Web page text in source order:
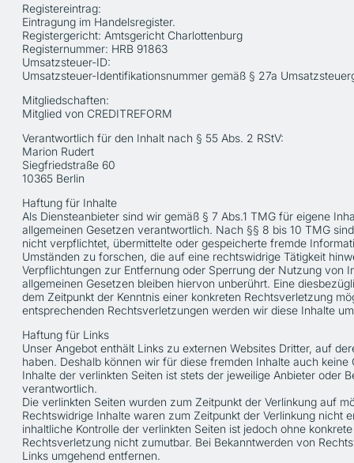
Registereintrag:
Eintragung im Handelsregister.
Registergericht: Amtsgericht Charlottenburg
Registernummer: HRB 91863
Umsatzsteuer-ID:
Umsatzsteuer-Identifikationsnummer gemäß § 27a
Mitgliedschaften:
Mitglied von CREDITREFORM
Verantwortlich für den Inhalt nach § 55 Abs. 2 RStV:
Marion Rudert
Siegfriedstraße 60
10365 Berlin
Haftung für Inhalte
Als Diensteanbieter sind wir gemäß § 7 Abs.1 TMG für eigene
allgemeinen Gesetzen verantwortlich. Nach §§ 8 bis 10 TMG
nicht verpflichtet, übermittelte oder gespeicherte fremde
Umständen zu forschen, die auf eine rechtswidrige Tätigkeit
Verpflichtungen zur Entfernung oder Sperrung der Nutzung von
allgemeinen Gesetzen bleiben hiervon unberührt. Eine
dem Zeitpunkt der Kenntnis einer konkreten Rechtsverletzung
entsprechenden Rechtsverletzungen werden wir diese Inhalte
Haftung für Links
Unser Angebot enthält Links zu externen Websites Dritter, auf
haben. Deshalb können wir für diese fremden Inhalte auch keine
Inhalte der verlinkten Seiten ist stets der jeweilige Anbieter oder
verantwortlich.
Die verlinkten Seiten wurden zum Zeitpunkt der Verlinkung auf
Rechtswidrige Inhalte waren zum Zeitpunkt der Verlinkung nicht
inhaltliche Kontrolle der verlinkten Seiten ist jedoch ohne
Rechtsverletzung nicht zumutbar. Bei Bekanntwerden von
Links umgehend entfernen.